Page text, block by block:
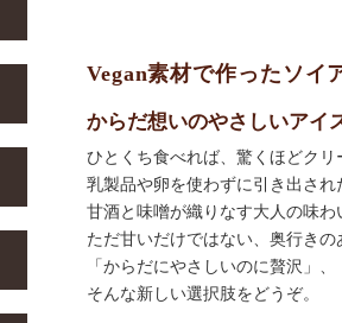
Vegan素材で作ったソイ
からだ想いのやさしいアイ
ひとくち食べれば、驚くほどクリ
乳製品や卵を使わずに引き出され
甘酒と味噌が織りなす大人の味わ
ただ甘いだけではない、奥行きの
「からだにやさしいのに贅沢」、
そんな新しい選択肢をどうぞ。